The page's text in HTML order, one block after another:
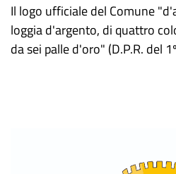
Il logo ufficiale del Comune
loggia d'argento, di quattro
da sei palle d'oro" (D.P.R. del